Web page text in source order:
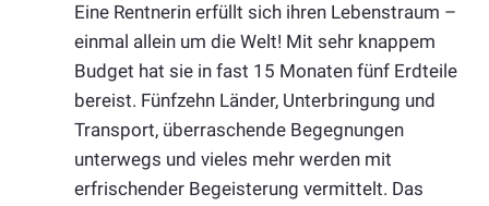
Eine Rentnerin erfüllt sich ihren Lebenstraum –
einmal allein um die Welt! Mit sehr knappem
Budget hat sie in fast 15 Monaten fünf Erdteile
bereist. Fünfzehn Länder, Unterbringung und
Transport, überraschende Begegnungen
unterwegs und vieles mehr werden mit
erfrischender Begeisterung vermittelt. Das